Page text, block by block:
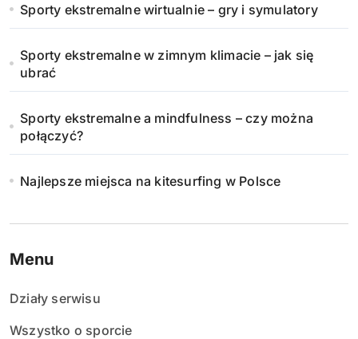
a
n
i
e
w
p
i
s
ó
w
Sporty ekstremalne wirtualnie – gry i symulatory
Sporty ekstremalne w zimnym klimacie – jak się
ubrać
Sporty ekstremalne a mindfulness – czy można
połączyć?
Najlepsze miejsca na kitesurfing w Polsce
Menu
Działy serwisu
Wszystko o sporcie